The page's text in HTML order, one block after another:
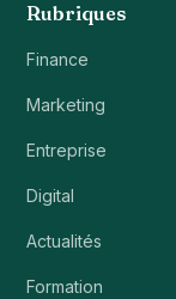
Rubriques
Finance
Marketing
Entreprise
Digital
Actualités
Formation